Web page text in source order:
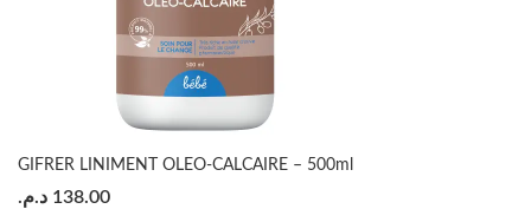
GIFRER LINIMENT OLEO-CALCAIRE – 500ml
138.00 د.م.